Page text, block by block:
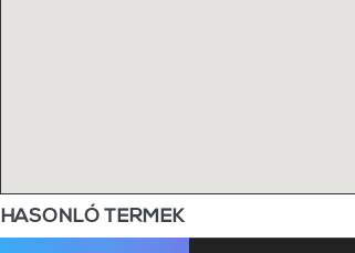
HASONLÓ TERMEK